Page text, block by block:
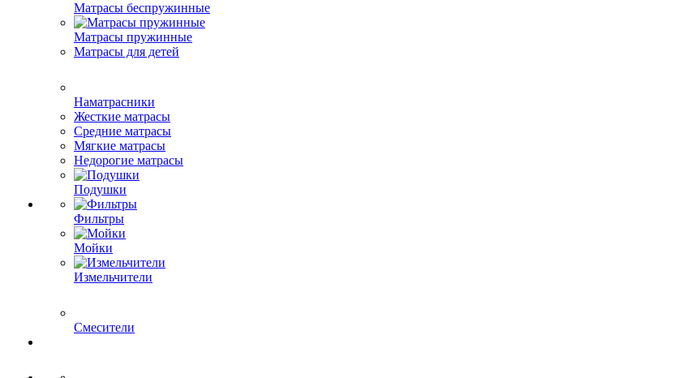
Матрасы беспружинные
Матрасы пружинные
Матрасы для детей
Наматрасники
Жесткие матрасы
Средние матрасы
Мягкие матрасы
Недорогие матрасы
Подушки
Фильтры
Мойки
Измельчители
Смесители